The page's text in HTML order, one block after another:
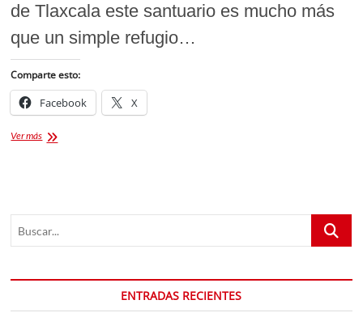
de Tlaxcala este santuario es mucho más
que un simple refugio…
Comparte esto:
Facebook X
Ver másSantuario
Encanto
de
ejemplares
Buscar...
ENTRADAS RECIENTES